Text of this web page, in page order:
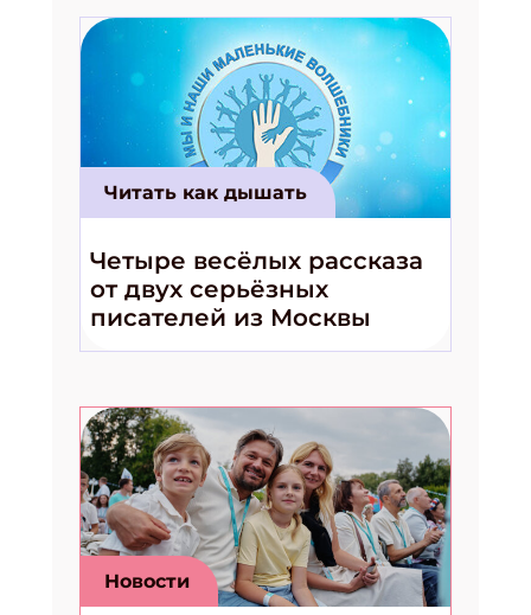
Читать как дышать
Четыре весёлых рассказа
от двух серьёзных
писателей из Москвы
Новости